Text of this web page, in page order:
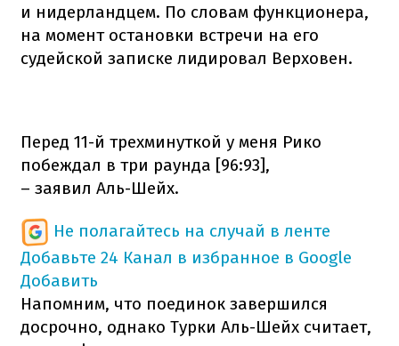
и нидерландцем. По словам функционера,
на момент остановки встречи на его
судейской записке лидировал Верховен.
Перед 11-й трехминуткой у меня Рико
побеждал в три раунда [96:93],
– заявил Аль-Шейх.
Не полагайтесь на случай в ленте
Добавьте 24 Канал в избранное в Google
Добавить
Напомним, что поединок завершился
досрочно, однако Турки Аль-Шейх считает,